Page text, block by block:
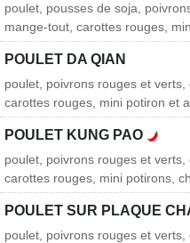
poulet, pousses de soja,
mange-tout, carottes rouges,
POULET DA QIAN
poulet, poivrons rouges et
carottes rouges, mini potiron et
POULET KUNG PAO
poulet, poivrons rouges et
carottes rouges, mini potirons,
POULET SUR PLAQUE
poulet, poivrons rouges et